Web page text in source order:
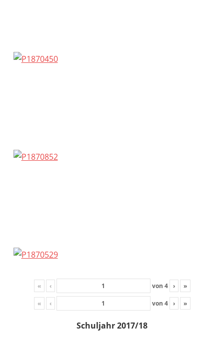
« ‹ von 4 › »
« ‹ von 4 › »
Schuljahr 2017/18